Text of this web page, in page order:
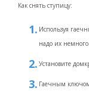
Как снять ступицу:
Используя
надо их немного
Установите
Гаечным ключом